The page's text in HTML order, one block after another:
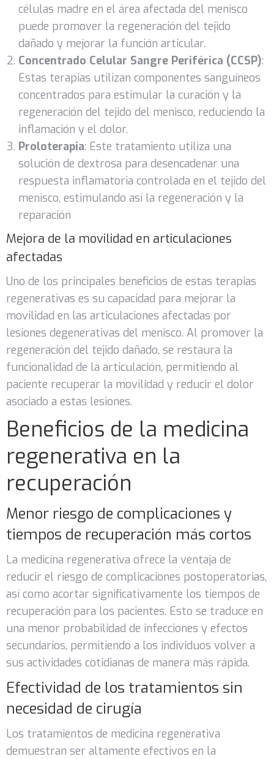
células madre en el área afectada del menisco
puede promover la regeneración del tejido
dañado y mejorar la función articular.
Concentrado Celular Sangre Periférica (CCSP):
Estas terapias utilizan componentes sanguíneos
concentrados para estimular la curación y la
regeneración del tejido del menisco, reduciendo la
inflamación y el dolor.
Proloterapia: Este tratamiento utiliza una
solución de dextrosa para desencadenar una
respuesta inflamatoria controlada en el tejido del
menisco, estimulando así la regeneración y la
reparación
Mejora de la movilidad en articulaciones
afectadas
Uno de los principales beneficios de estas terapias
regenerativas es su capacidad para mejorar la
movilidad en las articulaciones afectadas por
lesiones degenerativas del menisco. Al promover la
regeneración del tejido dañado, se restaura la
funcionalidad de la articulación, permitiendo al
paciente recuperar la movilidad y reducir el dolor
asociado a estas lesiones.
Beneficios de la medicina
regenerativa en la
recuperación
Menor riesgo de complicaciones y
tiempos de recuperación más cortos
La medicina regenerativa ofrece la ventaja de
reducir el riesgo de complicaciones postoperatorias,
así como acortar significativamente los tiempos de
recuperación para los pacientes. Esto se traduce en
una menor probabilidad de infecciones y efectos
secundarios, permitiendo a los individuos volver a
sus actividades cotidianas de manera más rápida.
Efectividad de los tratamientos sin
necesidad de cirugía
Los tratamientos de medicina regenerativa
demuestran ser altamente efectivos en la